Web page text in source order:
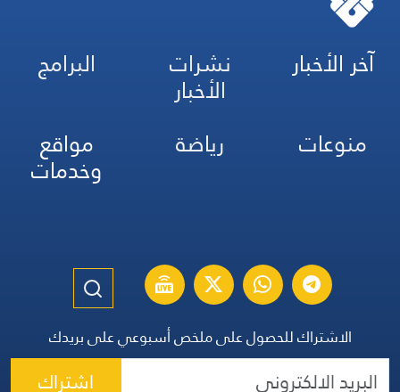
آخر الأخبار نشرات
الأخبار
البرامج
منوعات
رياضة مواقع
وخدمات
الاشتراك للحصول على ملخص أسبوعي على بريدك
اشتراك